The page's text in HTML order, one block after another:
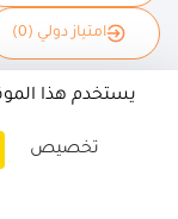
امتياز دولي (0)
يستخدم هذا
تخصيص